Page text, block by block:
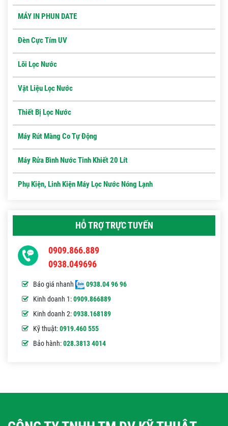
MÁY IN PHUN DATE
Đèn Cực Tím UV
Lõi Lọc Nước
Vật Liệu Lọc Nước
Thiết Bị Lọc Nước
Máy Rút Màng Co Tự Động
Máy Rửa Bình Nước Tinh Khiết 20 Lít
Phụ Kiện, Linh Kiện Máy Lọc Nước Nóng Lạnh
HỖ TRỢ TRỰC TUYẾN
0909.866.889
0938.049696
Báo giá nhanh
0938.04 96 96
Kinh doanh 1:0909.866889
Kinh doanh 2:0938.168189
Kỹ thuật:0919.460 555
Bảo hành:028.3813 4014